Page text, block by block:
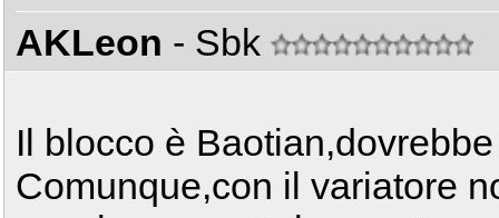
AKLeon - Sbk
Il blocco è
Comunque,con il variatore